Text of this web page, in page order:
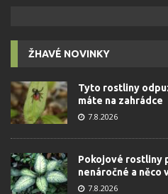
ŽHAVÉ NOVINKY
Tyto rostliny
máte na zahrádce
7.8.2026
Pokojové rostliny
nenáročné a něco
7.8.2026